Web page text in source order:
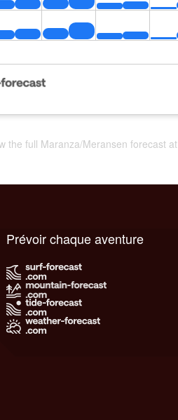
the full Maranza/Meransen forecast at
Prévoir chaque aventure